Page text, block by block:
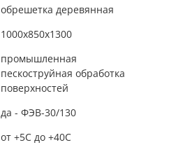
обрешетка деревянная
1000x850x1300
промышленная
пескоструйная обработка
поверхностей
да - ФЭВ-30/130
от +5С до +40С